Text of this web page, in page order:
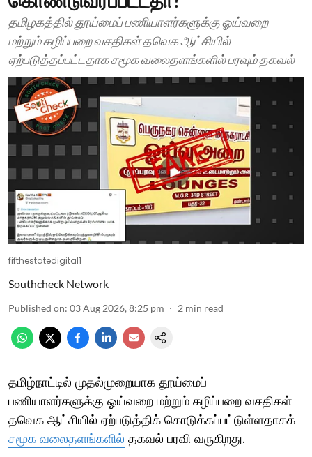
தமிழகத்தில் தூய்மைப் பணியாளர்களுக்கு ஓய்வறை
மற்றும் கழிப்பறை வசதிகள் தவெக ஆட்சியில்
ஏற்படுத்தப்பட்டதாக சமூக வலைதளங்களில் பரவும் தகவல்
fifthestatedigital1
Southcheck Network
Published on: 03 Aug 2026, 8:25 pm 2 min read
தமிழ்நாட்டில் முதல்முறையாக தூய்மைப்
பணியாளர்களுக்கு ஓய்வறை மற்றும் கழிப்பறை வசதிகள்
தவெக ஆட்சியில் ஏற்படுத்திக் கொடுக்கப்பட்டுள்ளதாகக்
சமூக வலைதளங்களில் தகவல் பரவி வருகிறது.